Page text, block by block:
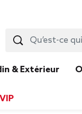
& Extérieur
VIP